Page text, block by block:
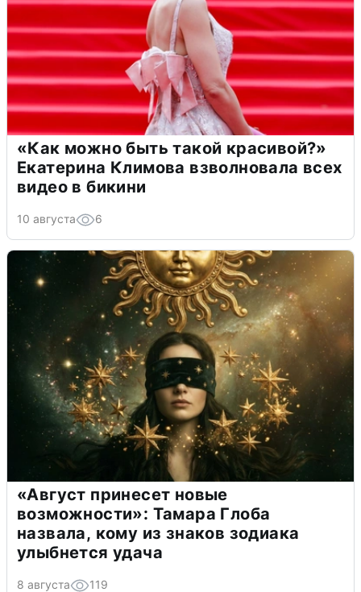
«Как можно быть такой красивой?»
Екатерина Климова взволновала всех
видео в бикини
10 августа 6
«Август принесет новые
возможности»: Тамара Глоба
назвала, кому из знаков зодиака
улыбнется удача
8 августа 119